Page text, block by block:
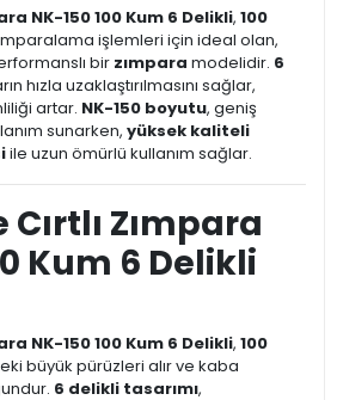
NK-150 100 Kum 6 Delikli, 100
işlemleri için ideal olan,
bir zımpara modelidir. 6
hızla uzaklaştırılmasını sağlar,
artar. NK-150 boyutu, geniş
sunarken, yüksek kaliteli
ile uzun ömürlü kullanım sağlar.
Zımpara
Kum 6 Delikli
NK-150 100 Kum 6 Delikli, 100
büyük pürüzleri alır ve kaba
6 delikli tasarımı,